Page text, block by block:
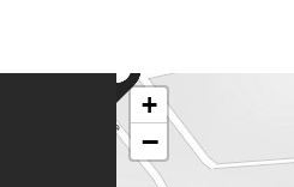
+
−